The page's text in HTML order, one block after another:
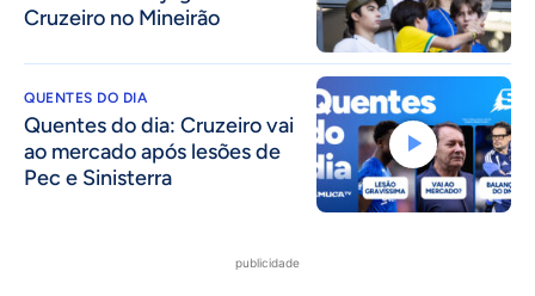
Cruzeiro no Mineirão
QUENTES DO DIA
Quentes do dia: Cruzeiro vai
ao mercado após lesões de
Pec e Sinisterra
publicidade